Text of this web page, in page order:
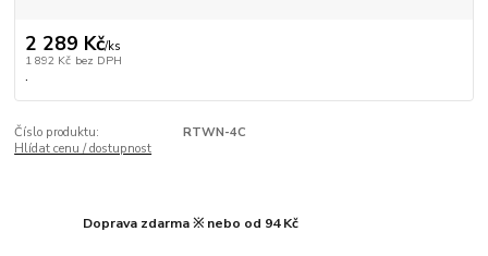
2 289 Kč/ks
1 892 Kč bez DPH
.
Číslo produktu:
RTWN-4C
Hlídat cenu / dostupnost
Doprava zdarma ※ nebo od 94 Kč